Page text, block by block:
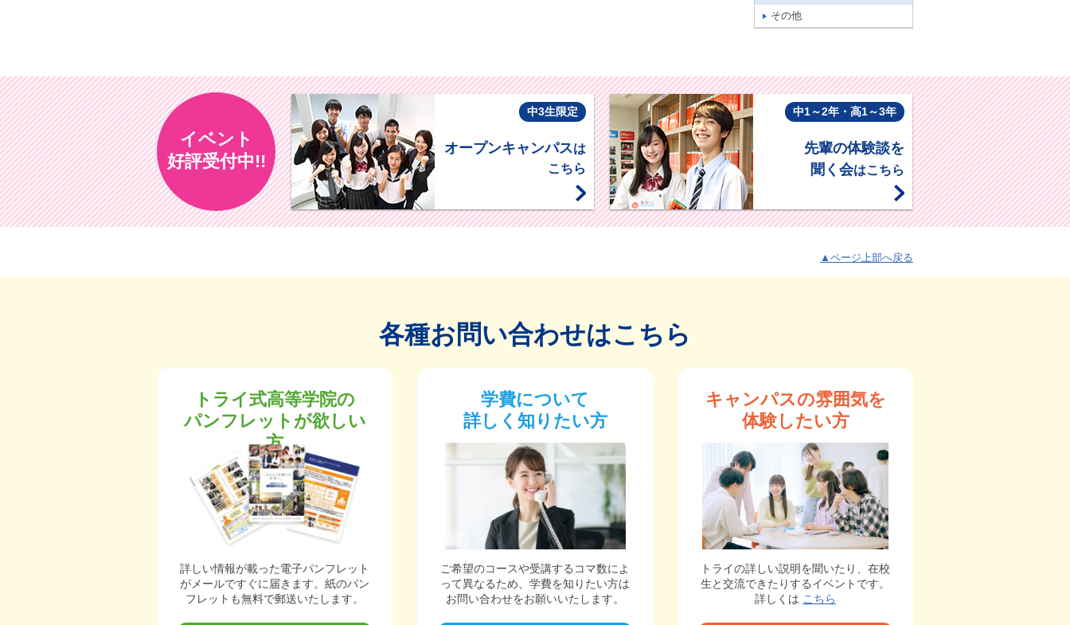
その他
イベント
好評受付中!!
中3生限定
オープンキャンパスは
こちら
中1～2年・高1～3年
先輩の体験談を
聞く会はこちら
▲ページ上部へ戻る
各種お問い合わせはこちら
トライ式高等学院の
パンフレットが欲しい
方
詳しい情報が載った電子パンフレット
がメールですぐに届きます。紙のパン
フレットも無料で郵送いたします。
学費について
詳しく知りたい方
ご希望のコースや受講するコマ数によ
って異なるため、学費を知りたい方は
お問い合わせをお願いいたします。
キャンパスの雰囲気を
体験したい方
トライの詳しい説明を聞いたり、在校
生と交流できたりするイベントです。
詳しくは こちら